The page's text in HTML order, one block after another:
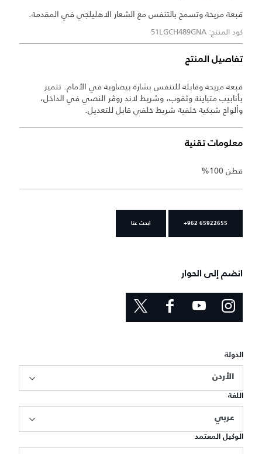
قبعة مريحة وتسمح بالتنفس مع الشعار الاهليلجي في المقدمة.
كود المنتج: 51LGCH489GNA
تفاصيل المنتج
قبعة مريحة وقابلة للتنفس بشارة بيضاوية في الأمام. تتميز
بأنابيب متباينة وثقوب، وشريط لاند روڤر النصي في الداخل،
وألواح شبكية خلفية شريط خلفي قابل للتعديل.
معلومات تقنية
قطن 100%
+962 65922655 ابحث عنا
انضم إلى الحوار
الدولة
الأردن
اللغة
عربي
الوكيل المعتمد